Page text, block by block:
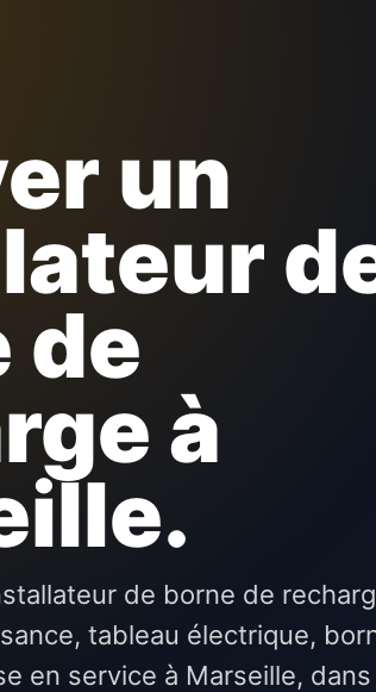
un
de
à
de borne de
tableau électrique,
en service à Marseille, dans